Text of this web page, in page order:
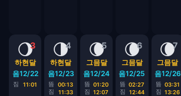
3
🌖
하현달
음12/22
짐 11:01
4
🌗
하현달
음12/23
뜸
00:13
짐
11:33
5
🌘
그믐달
음12/24
뜸 01:20
짐 12:07
6
🌘
그믐달
음12/25
뜸 02:27
짐
12:44
7
🌘
그믐달
음12/26
뜸 03:31
짐 13:26